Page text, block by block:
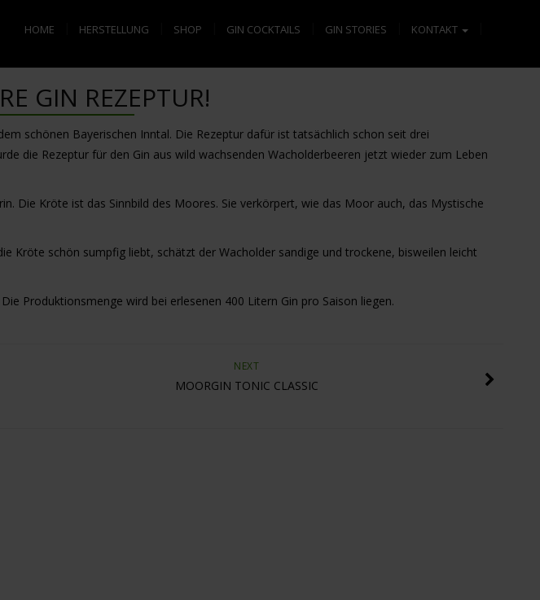
HOME HERSTELLUNG SHOP GIN COCKTAILS GIN STORIES KONTAKT
GIN REZEPTUR!
schönen Bayerischen Inntal. Die Rezeptur dafür ist tatsächlich schon seit drei
die Rezeptur für den Gin aus wild wachsenden Wacholderbeeren jetzt wieder zum Leben
Die Kröte ist das Sinnbild des Moores. Sie verkörpert, wie das Moor auch, das Mystische
Kröte schön sumpfig liebt, schätzt der Wacholder sandige und trockene, bisweilen leicht
Produktionsmenge wird bei erlesenen 400 Litern Gin pro Saison liegen.
NEXT
MOORGIN TONIC CLASSIC